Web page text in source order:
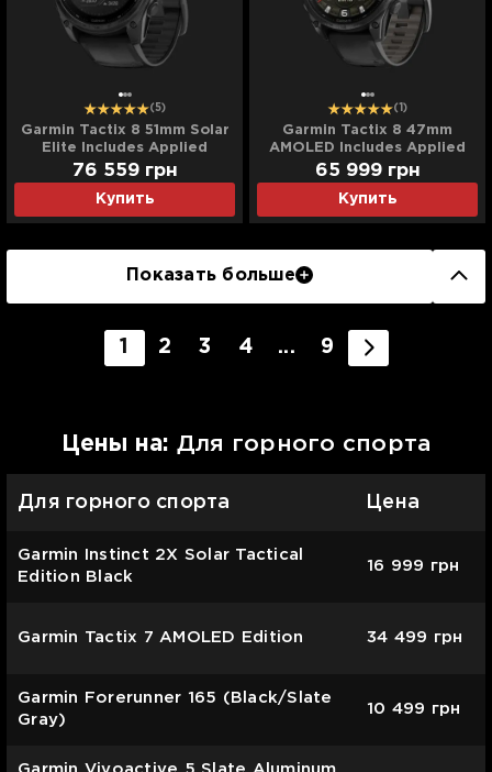
(5)
Garmin Tactix 8 51mm Solar
Elite Includes Applied
Ballistics Elite Solver (Ultra)
Купить
76 559 грн
(1)
Garmin Tactix 8 47mm
AMOLED Includes Applied
Ballistics Ultralight Solver
(Ultra)
Купить
65 999 грн
Показать больше
1 2 3 4 ... 9
Цены на: Для горного спорта
Для горного спорта Цена
Garmin Instinct 2X Solar Tactical
Edition Black
16 999 грн
Garmin Tactix 7 AMOLED Edition 34 499 грн
Garmin Forerunner 165 (Black/Slate
Gray)
10 499 грн
Garmin Vivoactive 5 Slate Aluminum